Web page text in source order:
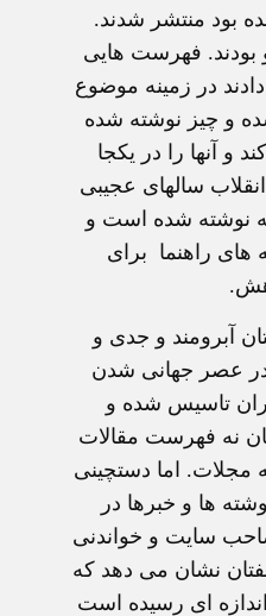
بود منتشر شدند.
فهرست هايی
در زمينه موضوع
شده و چيز نوشته شده
و آنها را در يکجا
سالهای عجيبی
نوشته شده است و
های راهنما برای
آبرومند و جدی و
عصر جهانی شدن
تاسيس شده و
نه فهرست مقالات
مجلات. اما دستچينی
ها و خبرها در
سايت و خواندنی
نشان می دهد که
ای رسيده است